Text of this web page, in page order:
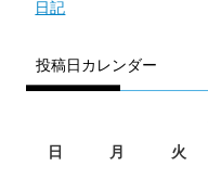
日記
投稿日カレンダー
日 月 火